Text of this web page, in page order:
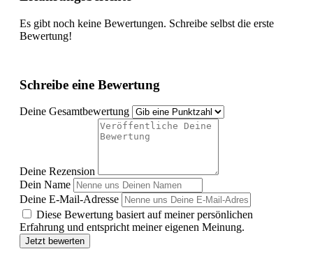
Es gibt noch keine Bewertungen. Schreibe selbst die erste
Bewertung!
Schreibe eine Bewertung
Deine Gesamtbewertung
Deine Rezension
Dein Name
Deine E-Mail-Adresse
Diese Bewertung basiert auf meiner persönlichen
Erfahrung und entspricht meiner eigenen Meinung.
Jetzt bewerten